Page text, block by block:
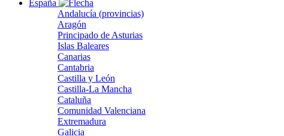
España
Andalucía (provincias)
Aragón
Principado de Asturias
Islas Baleares
Canarias
Cantabria
Castilla y León
Castilla-La Mancha
Cataluña
Comunidad Valenciana
Extremadura
Galicia